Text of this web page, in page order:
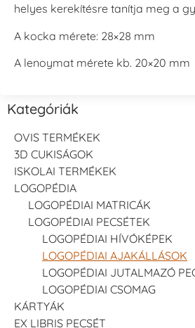
helyes kerekítésre tanítja meg a
A kocka mérete: 28×28 mm
A lenoymat mérete kb. 20×20 mm
Kategóriák
OVIS TERMÉKEK
3D CUKISÁGOK
ISKOLAI TERMÉKEK
LOGOPÉDIA
LOGOPÉDIAI MATRICÁK
LOGOPÉDIAI PECSÉTEK
LOGOPÉDIAI HÍVÓKÉPEK
LOGOPÉDIAI AJAKÁLLÁSOK
LOGOPÉDIAI JUTALMAZÓ
LOGOPÉDIAI CSOMAG
KÁRTYÁK
EX LIBRIS PECSÉT